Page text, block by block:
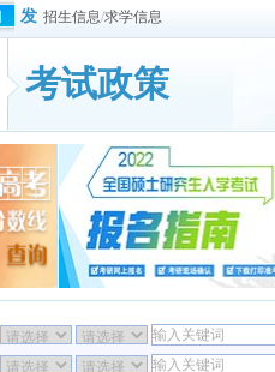
发 招生信息/求学信息
考试政策